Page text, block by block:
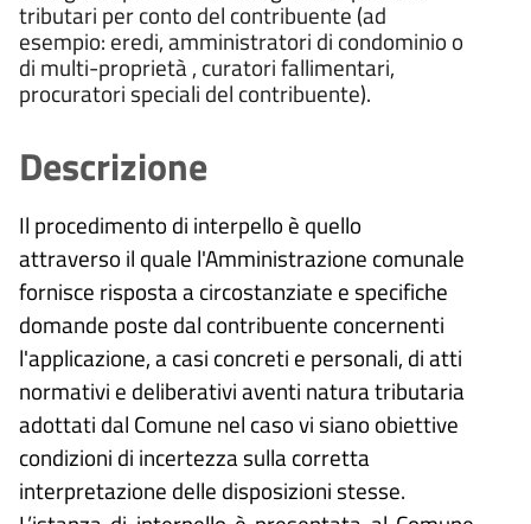
tributari per conto del contribuente (ad
esempio: eredi, amministratori di condominio o
di multi-proprietà , curatori fallimentari,
procuratori speciali del contribuente).
Descrizione
Il procedimento di interpello è quello
attraverso il quale l'Amministrazione comunale
fornisce risposta a circostanziate e specifiche
domande poste dal contribuente concernenti
l'applicazione, a casi concreti e personali, di atti
normativi e deliberativi aventi natura tributaria
adottati dal Comune nel caso vi siano obiettive
condizioni di incertezza sulla corretta
interpretazione delle disposizioni stesse.